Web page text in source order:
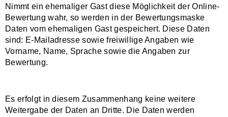
Nimmt ein ehemaliger Gast diese Möglichkeit der Online-
Bewertung wahr, so werden in der Bewertungsmaske
Daten vom ehemaligen Gast gespeichert. Diese Daten
sind: E-Mailadresse sowie freiwillige Angaben wie
Vorname, Name, Sprache sowie die Angaben zur
Bewertung.
Es erfolgt in diesem Zusammenhang keine weitere
Weitergabe der Daten an Dritte. Die Daten werden